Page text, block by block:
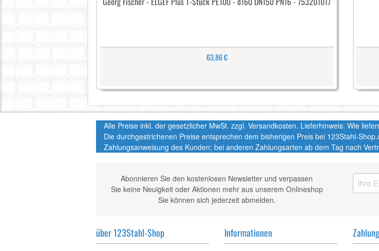
63,86 €
Alle Preise inkl. der gesetzlicher MwSt. zzgl. Versandkosten. Lieferhinweis: Wie
Die durchgestrichenen Preise entsprechen dem bisherigen Preis bei 123Stahl-
Zahlungsanweisung des Kunden; bei anderen Zahlungsarten ab dem Tag nach
Abonnieren Sie den kostenlosen Newsletter und verpassen
Sie keine Neuigkeit oder Aktionen mehr aus unserem Onlineshop
Sie können sich jederzeit abmelden.
über 123Stahl-Shop Informationen